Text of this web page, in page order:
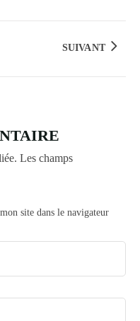
SUIVANT
Les champs
site dans le navigateur